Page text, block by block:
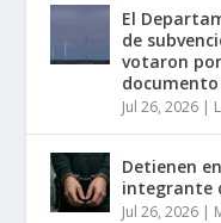
El
de
votaron
Jul 26, 2026 |
Detienen
integrante
Jul 26, 2026 |